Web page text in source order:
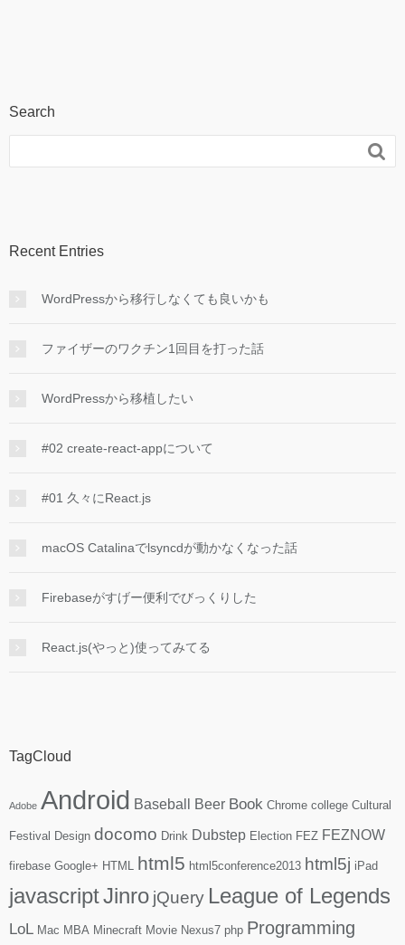
Search

Recent Entries
WordPressから移行しなくても良いかも
ファイザーのワクチン1回目を打った話
WordPressから移植したい
#02 create-react-appについて
#01 久々にReact.js
macOS Catalinaでlsyncdが動かなくなった話
Firebaseがすげー便利でびっくりした
React.js(やっと)使ってみてる
TagCloud
Adobe Android Baseball Beer Book Chrome college Cultural
Festival Design docomo Drink Dubstep Election FEZ FEZNOW
firebase Google+ HTML html5 html5conference2013 html5j iPad
javascriptJinro jQuery League of Legends
LoL Mac MBA Minecraft Movie Nexus7 php Programming